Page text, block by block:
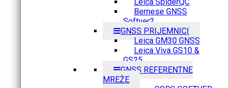
Bernese GNSS
Softver2
GNSS PRIJEMNICI
Leica GM30 GNSS
Leica Viva GS10 &
GS25
GNSS REFERENTNE
MREŽE